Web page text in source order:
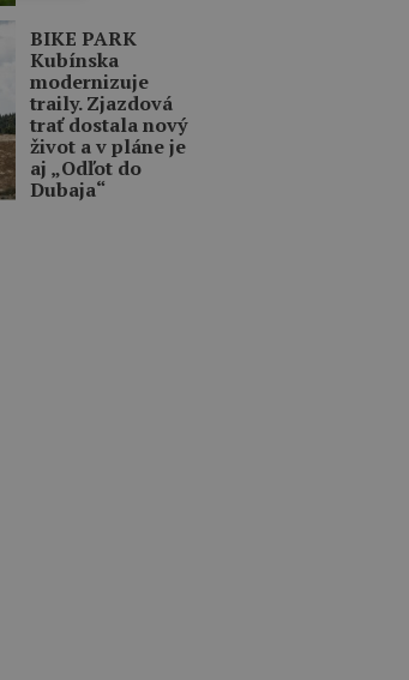
BIKE PARK
Kubínska
modernizuje
traily. Zjazdová
trať dostala nový
život a v pláne je
aj „Odľot do
Dubaja“